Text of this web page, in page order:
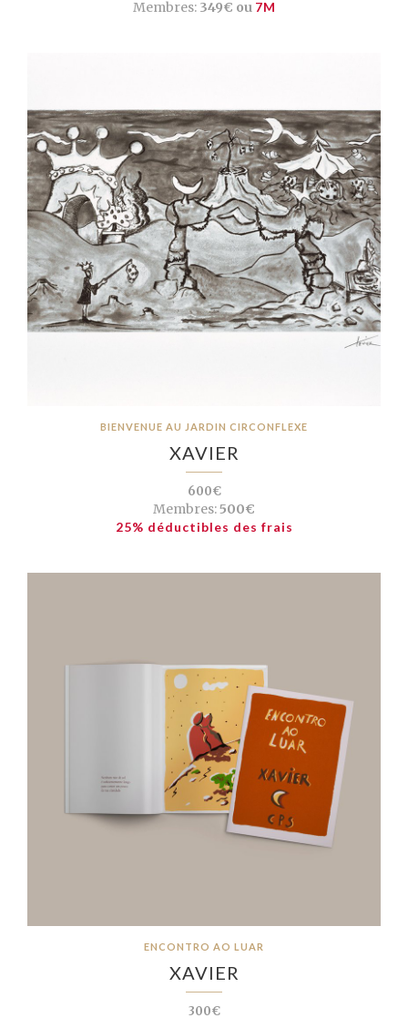
Membres:349€ ou 7M
BIENVENUE AU JARDIN CIRCONFLEXE
XAVIER
600€
Membres:500€
25% déductibles des frais
ENCONTRO AO LUAR
XAVIER
300€